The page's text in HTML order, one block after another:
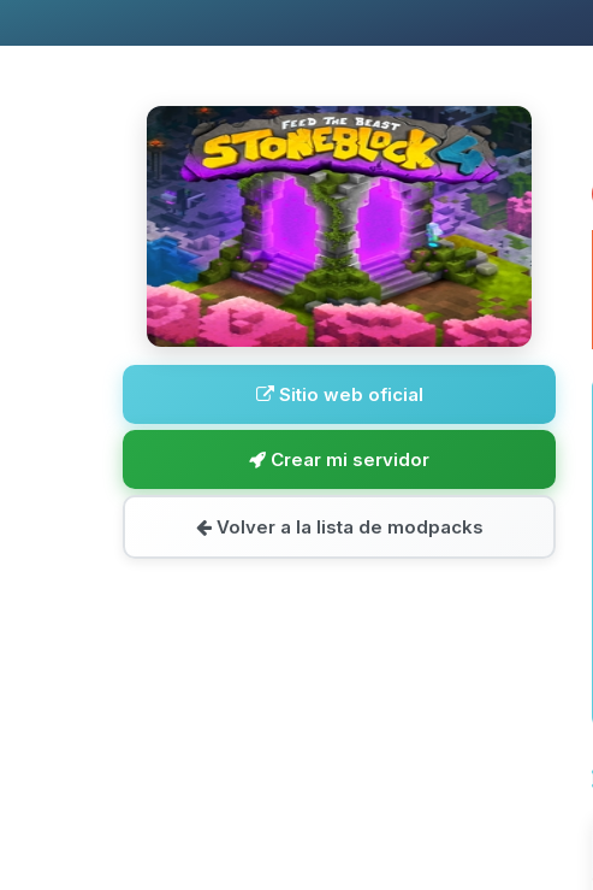
Sitio web oficial
Crear mi servidor
Volver a la lista de modpacks